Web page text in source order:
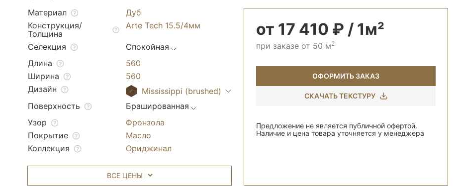
Материал
Дуб
Конструкция/
Толщина
Arte Tech 15.5/4мм
Селекция
Спокойная
Длина
560
Ширина
560
Дизайн
Mississippi (brushed)
Поверхность
Брашированная
Узор
Фронзола
Покрытие
Масло
Коллекция
Ориджинал
от 17 410 ₽ / 1м²
при заказе от 50 м2
ОФОРМИТЬ ЗАКАЗ
СКАЧАТЬ ТЕКСТУРУ
Предложение не является публичной офертой.
Наличие и цена товара уточняется у менеджера
ВСЕ ЦЕНЫ